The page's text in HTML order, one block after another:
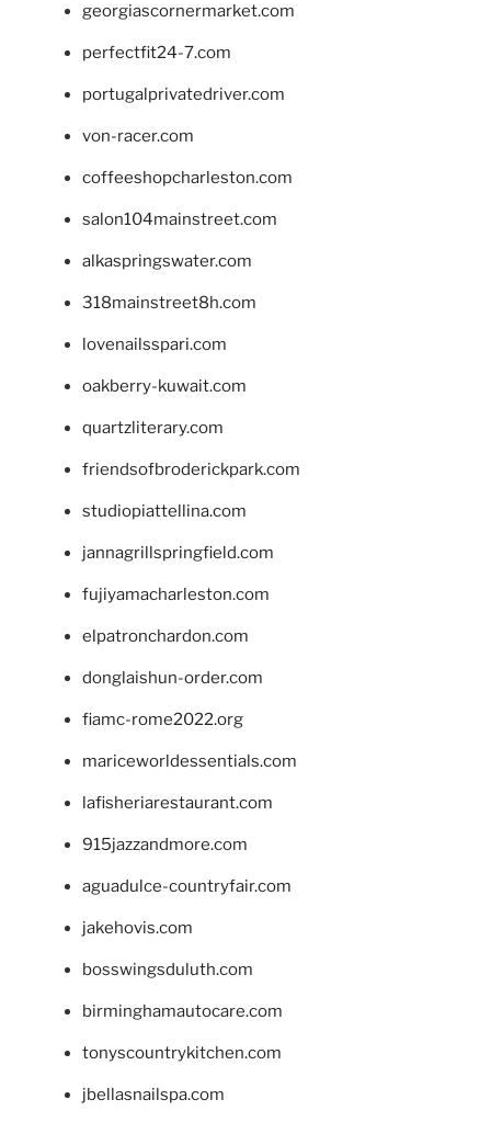
georgiascornermarket.com
perfectfit24-7.com
portugalprivatedriver.com
von-racer.com
coffeeshopcharleston.com
salon104mainstreet.com
alkaspringswater.com
318mainstreet8h.com
lovenailsspari.com
oakberry-kuwait.com
quartzliterary.com
friendsofbroderickpark.com
studiopiattellina.com
jannagrillspringfield.com
fujiyamacharleston.com
elpatronchardon.com
donglaishun-order.com
fiamc-rome2022.org
mariceworldessentials.com
lafisheriarestaurant.com
915jazzandmore.com
aguadulce-countryfair.com
jakehovis.com
bosswingsduluth.com
birminghamautocare.com
tonyscountrykitchen.com
jbellasnailspa.com